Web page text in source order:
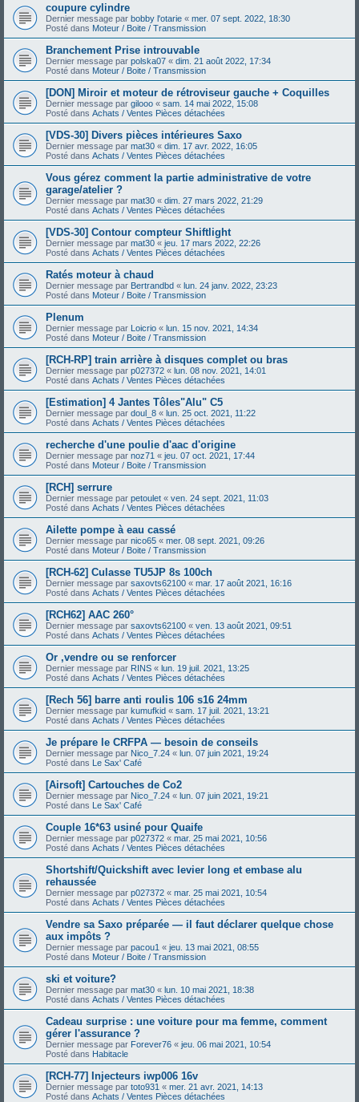
coupure cylindre
Dernier message par bobby l'otarie « mer. 07 sept. 2022, 18:30
Posté dans Moteur / Boite / Transmission
Branchement Prise introuvable
Dernier message par polska07 « dim. 21 août 2022, 17:34
Posté dans Moteur / Boite / Transmission
[DON] Miroir et moteur de rétroviseur gauche + Coquilles
Dernier message par gilooo « sam. 14 mai 2022, 15:08
Posté dans Achats / Ventes Pièces détachées
[VDS-30] Divers pièces intérieures Saxo
Dernier message par mat30 « dim. 17 avr. 2022, 16:05
Posté dans Achats / Ventes Pièces détachées
Vous gérez comment la partie administrative de votre
garage/atelier ?
Dernier message par mat30 « dim. 27 mars 2022, 21:29
Posté dans Achats / Ventes Pièces détachées
[VDS-30] Contour compteur Shiftlight
Dernier message par mat30 « jeu. 17 mars 2022, 22:26
Posté dans Achats / Ventes Pièces détachées
Ratés moteur à chaud
Dernier message par Bertrandbd « lun. 24 janv. 2022, 23:23
Posté dans Moteur / Boite / Transmission
Plenum
Dernier message par Loicrio « lun. 15 nov. 2021, 14:34
Posté dans Moteur / Boite / Transmission
[RCH-RP] train arrière à disques complet ou bras
Dernier message par p027372 « lun. 08 nov. 2021, 14:01
Posté dans Achats / Ventes Pièces détachées
[Estimation] 4 Jantes Tôles"Alu" C5
Dernier message par doul_8 « lun. 25 oct. 2021, 11:22
Posté dans Achats / Ventes Pièces détachées
recherche d'une poulie d'aac d'origine
Dernier message par noz71 « jeu. 07 oct. 2021, 17:44
Posté dans Moteur / Boite / Transmission
[RCH] serrure
Dernier message par petoulet « ven. 24 sept. 2021, 11:03
Posté dans Achats / Ventes Pièces détachées
Ailette pompe à eau cassé
Dernier message par nico65 « mer. 08 sept. 2021, 09:26
Posté dans Moteur / Boite / Transmission
[RCH-62] Culasse TU5JP 8s 100ch
Dernier message par saxovts62100 « mar. 17 août 2021, 16:16
Posté dans Achats / Ventes Pièces détachées
[RCH62] AAC 260°
Dernier message par saxovts62100 « ven. 13 août 2021, 09:51
Posté dans Achats / Ventes Pièces détachées
Or ,vendre ou se renforcer
Dernier message par RINS « lun. 19 juil. 2021, 13:25
Posté dans Achats / Ventes Pièces détachées
[Rech 56] barre anti roulis 106 s16 24mm
Dernier message par kumufkid « sam. 17 juil. 2021, 13:21
Posté dans Achats / Ventes Pièces détachées
Je prépare le CRFPA — besoin de conseils
Dernier message par Nico_7.24 « lun. 07 juin 2021, 19:24
Posté dans Le Sax' Café
[Airsoft] Cartouches de Co2
Dernier message par Nico_7.24 « lun. 07 juin 2021, 19:21
Posté dans Le Sax' Café
Couple 16*63 usiné pour Quaife
Dernier message par p027372 « mar. 25 mai 2021, 10:56
Posté dans Achats / Ventes Pièces détachées
Shortshift/Quickshift avec levier long et embase alu
rehaussée
Dernier message par p027372 « mar. 25 mai 2021, 10:54
Posté dans Achats / Ventes Pièces détachées
Vendre sa Saxo préparée — il faut déclarer quelque chose
aux impôts ?
Dernier message par pacou1 « jeu. 13 mai 2021, 08:55
Posté dans Moteur / Boite / Transmission
ski et voiture?
Dernier message par mat30 « lun. 10 mai 2021, 18:38
Posté dans Achats / Ventes Pièces détachées
Cadeau surprise : une voiture pour ma femme, comment
gérer l'assurance ?
Dernier message par Forever76 « jeu. 06 mai 2021, 10:54
Posté dans Habitacle
[RCH-77] Injecteurs iwp006 16v
Dernier message par toto931 « mer. 21 avr. 2021, 14:13
Posté dans Achats / Ventes Pièces détachées